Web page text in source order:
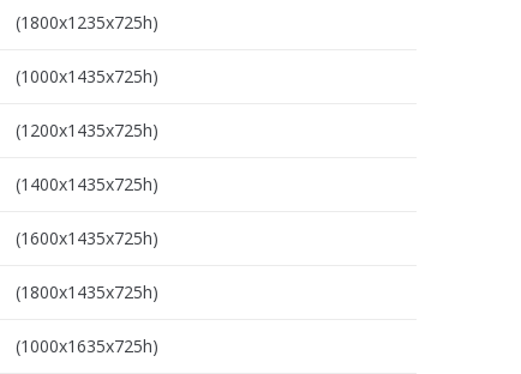
(1800х1235х725h)
(1000х1435х725h)
(1200х1435х725h)
(1400х1435х725h)
(1600х1435х725h)
(1800х1435х725h)
(1000х1635х725h)